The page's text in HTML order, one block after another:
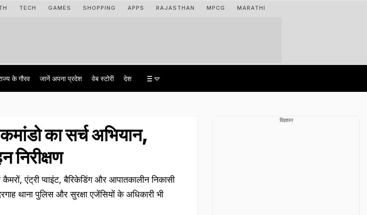
TECH GAMES SHOPPING APPS RAJASTHAN MPCG MARATHI
के गौरव जानें अपना प्रदेश वेब स्टोरी देश
का सर्च अभियान,
निरीक्षण
एंट्री प्वाइंट, बैरिकेडिंग और आपातकालीन निकासी
थाना पुलिस और सुरक्षा एजेंसियों के अधिकारी भी
विज्ञापन